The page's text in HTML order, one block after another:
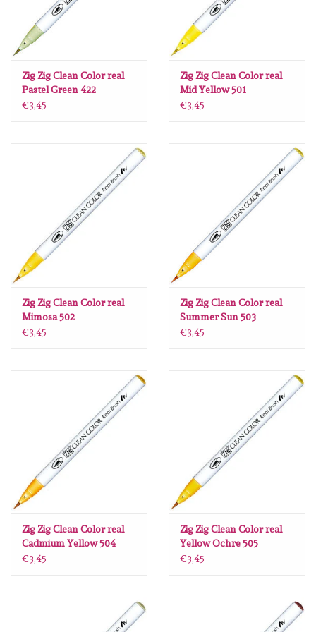
Zig Zig Clean Color real
Pastel Green 422
€3,45
Zig Zig Clean Color real
Mid Yellow 501
€3,45
Zig Zig Clean Color real
Mimosa 502
€3,45
Zig Zig Clean Color real
Summer Sun 503
€3,45
Zig Zig Clean Color real
Cadmium Yellow 504
€3,45
Zig Zig Clean Color real
Yellow Ochre 505
€3,45